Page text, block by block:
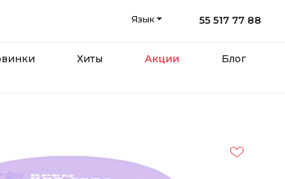
Язык 55 517 77 88
Хиты Акции Блог